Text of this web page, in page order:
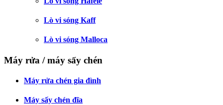
Lò vi sóng Kaff
Lò vi sóng Malloca
Máy rửa / máy sấy chén
Máy rửa chén gia đình
Máy sấy chén đĩa